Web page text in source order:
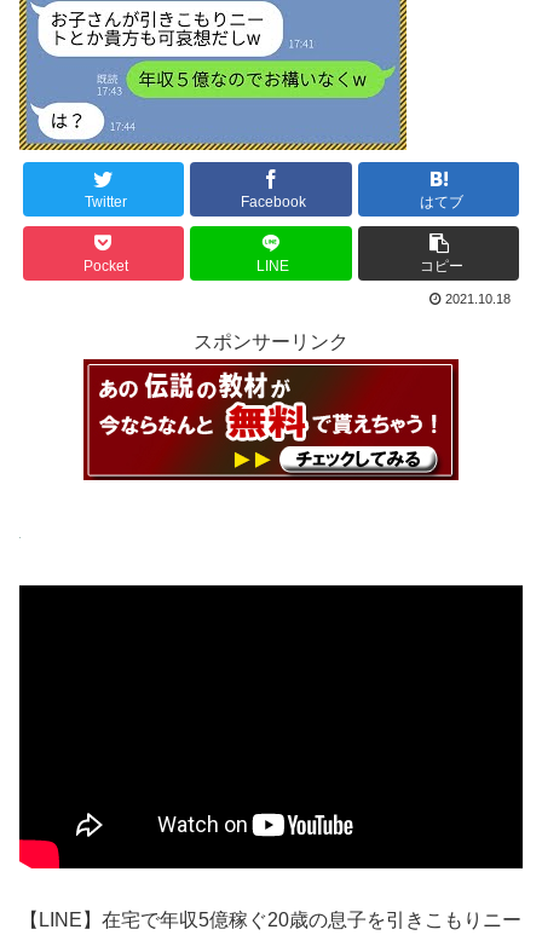
Twitter Facebook はてブ
Pocket LINE コピー
2021.10.18
スポンサーリンク
【LINE】在宅で年収5億稼ぐ20歳の息子を引きこもりニー